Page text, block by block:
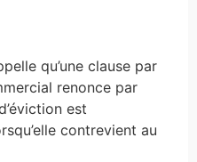
qu’une clause par
renonce par
est
contrevient au